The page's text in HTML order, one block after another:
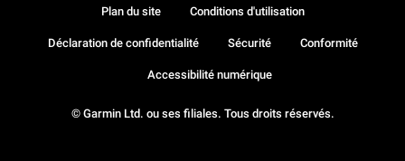
© Garmin Ltd. ou ses filiales. Tous droits réservés.
Plan du site Conditions d'utilisation
Déclaration de confidentialité Sécurité Conformité
Accessibilité numérique